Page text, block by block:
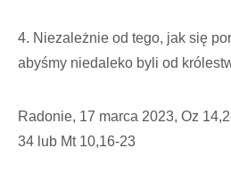
4. Niezależnie od tego, jak się
abyśmy niedaleko byli od
Radonie, 17 marca 2023, Oz
34 lub Mt 10,16-23